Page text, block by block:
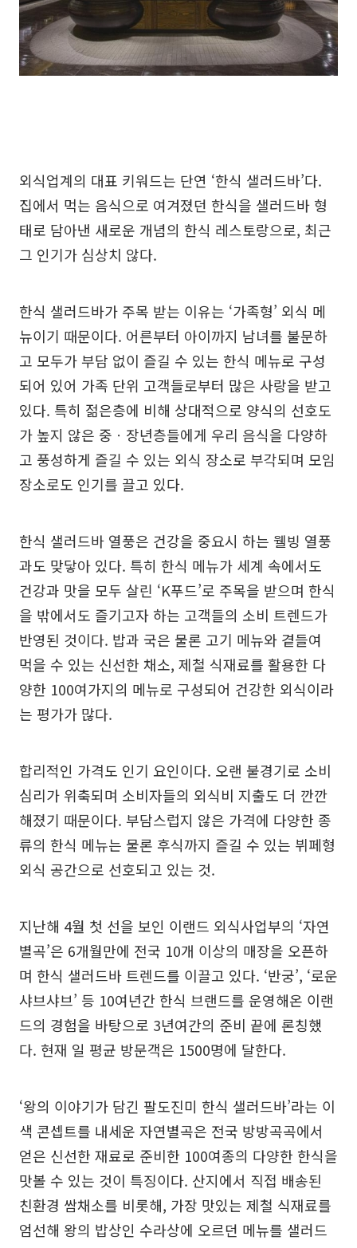
외식업계의 대표 키워드는 단연 ‘한식 샐러드바’다.
집에서 먹는 음식으로 여겨졌던 한식을 샐러드바 형
태로 담아낸 새로운 개념의 한식 레스토랑으로, 최근
그 인기가 심상치 않다.
한식 샐러드바가 주목 받는 이유는 ‘가족형’ 외식 메
뉴이기 때문이다. 어른부터 아이까지 남녀를 불문하
고 모두가 부담 없이 즐길 수 있는 한식 메뉴로 구성
되어 있어 가족 단위 고객들로부터 많은 사랑을 받고
있다. 특히 젊은층에 비해 상대적으로 양식의 선호도
가 높지 않은 중ㆍ장년층들에게 우리 음식을 다양하
고 풍성하게 즐길 수 있는 외식 장소로 부각되며 모임
장소로도 인기를 끌고 있다.
한식 샐러드바 열풍은 건강을 중요시 하는 웰빙 열풍
과도 맞닿아 있다. 특히 한식 메뉴가 세계 속에서도
건강과 맛을 모두 살린 ‘K푸드’로 주목을 받으며 한식
을 밖에서도 즐기고자 하는 고객들의 소비 트렌드가
반영된 것이다. 밥과 국은 물론 고기 메뉴와 곁들여
먹을 수 있는 신선한 채소, 제철 식재료를 활용한 다
양한 100여가지의 메뉴로 구성되어 건강한 외식이라
는 평가가 많다.
합리적인 가격도 인기 요인이다. 오랜 불경기로 소비
심리가 위축되며 소비자들의 외식비 지출도 더 깐깐
해졌기 때문이다. 부담스럽지 않은 가격에 다양한 종
류의 한식 메뉴는 물론 후식까지 즐길 수 있는 뷔페형
외식 공간으로 선호되고 있는 것.
지난해 4월 첫 선을 보인 이랜드 외식사업부의 ‘자연
별곡’은 6개월만에 전국 10개 이상의 매장을 오픈하
며 한식 샐러드바 트렌드를 이끌고 있다. ‘반궁’, ‘로운
샤브샤브’ 등 10여년간 한식 브랜드를 운영해온 이랜
드의 경험을 바탕으로 3년여간의 준비 끝에 론칭했
다. 현재 일 평균 방문객은 1500명에 달한다.
‘왕의 이야기가 담긴 팔도진미 한식 샐러드바’라는 이
색 콘셉트를 내세운 자연별곡은 전국 방방곡곡에서
얻은 신선한 재료로 준비한 100여종의 다양한 한식을
맛볼 수 있는 것이 특징이다. 산지에서 직접 배송된
친환경 쌈채소를 비롯해, 가장 맛있는 제철 식재료를
엄선해 왕의 밥상인 수라상에 오르던 메뉴를 샐러드